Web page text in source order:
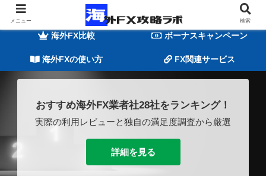
海外FXの基礎知識
海外FX比較 ボーナスキャンペーン
海外FXの使い方 FX関連サービス
おすすめ海外FX業者社28社をランキング！
実際の利用レビューと独自の満足度調査から厳選
詳細を見る
メニュー 検索